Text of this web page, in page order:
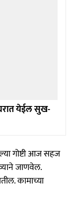
येईल सुख-
गोष्टी आज सहज
जाणवेल.
कामाच्या